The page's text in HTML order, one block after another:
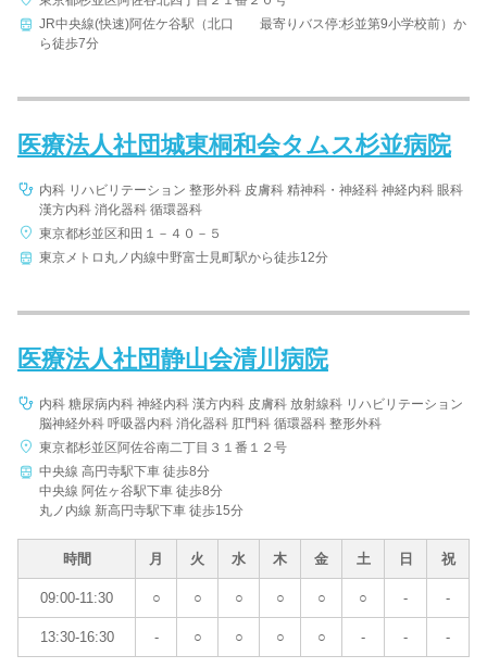
JR中央線(快速)阿佐ケ谷駅（北口 最寄りバス停:杉並第9小学校前）か
ら徒歩7分
医療法人社団城東桐和会タムス杉並病院
内科 リハビリテーション 整形外科 皮膚科 精神科・神経科 神経内科 眼科
漢方内科 消化器科 循環器科
東京都杉並区和田１－４０－５
東京メトロ丸ノ内線中野富士見町駅から徒歩12分
医療法人社団静山会清川病院
内科 糖尿病内科 神経内科 漢方内科 皮膚科 放射線科 リハビリテーション
脳神経外科 呼吸器内科 消化器科 肛門科 循環器科 整形外科
東京都杉並区阿佐谷南二丁目３１番１２号
中央線 高円寺駅下車 徒歩8分
中央線 阿佐ヶ谷駅下車 徒歩8分
丸ノ内線 新高円寺駅下車 徒歩15分
時間 月 火 水 木 金 土 日 祝
09:00-11:30 ○ ○ ○ ○ ○ ○ - -
13:30-16:30 - ○ ○ ○ ○ - - -